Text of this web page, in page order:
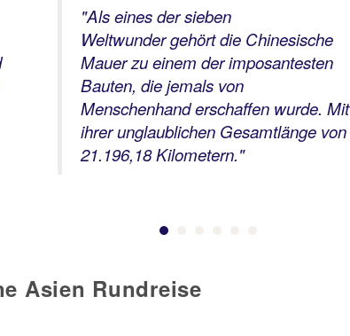
"Als eines der sieben
Weltwunder gehört die Chinesische
Mauer zu einem der imposantesten
Bauten, die jemals von
Menschenhand erschaffen wurde. Mit
ihrer unglaublichen Gesamtlänge von
21.196,18 Kilometern."
Asien Rundreise